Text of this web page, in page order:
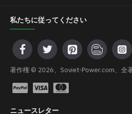
私たちに従ってください
著作権 © 2026、Soviet-Power.com、全
ニュースレター